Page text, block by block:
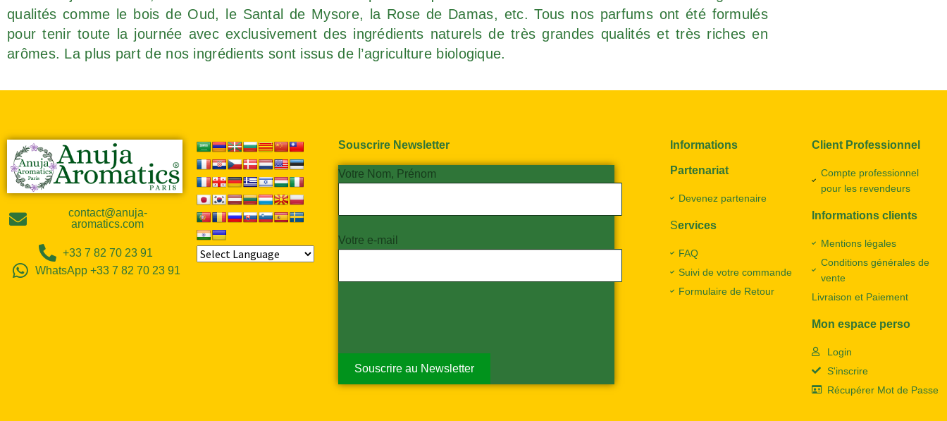
qualités comme le bois de Oud, le Santal de Mysore, la Rose de Damas, etc. Tous nos parfums ont été formulés
pour tenir toute la journée avecexclusivementdes ingrédients naturels de très grandes qualités et très riches en
arômes. La plus part de nos ingrédients sont issus de l’agriculture biologique.
contact@anuja-
aromatics.com
+33 7 82 70 23 91
WhatsApp +33 7 82 70 23 91
Souscrire Newsletter
Votre Nom, Prénom
Votre e-mail
Informations
Partenariat
Devenez partenaire
Services
FAQ
Suivi de votre commande
Formulaire de Retour
Client Professionnel
Compte professionnel
pour les revendeurs
Informations clients
Mentions légales
Conditions générales de
vente
Livraison et Paiement
Mon espace perso
Login
S'inscrire
Récupérer Mot de Passe